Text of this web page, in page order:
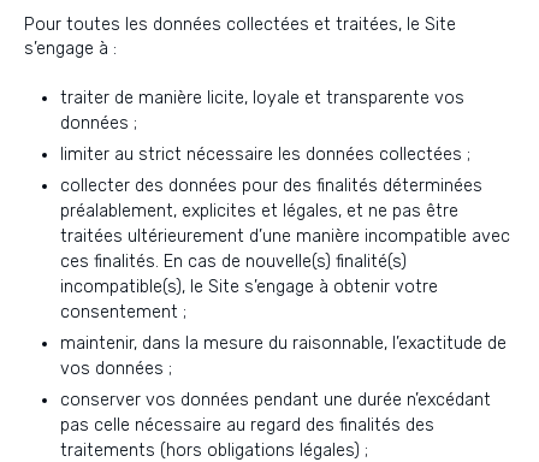
Pour toutes les données collectées et traitées, le Site
s’engage à :
traiter de manière licite, loyale et transparente vos
données ;
limiter au strict nécessaire les données collectées ;
collecter des données pour des finalités déterminées
préalablement, explicites et légales, et ne pas être
traitées ultérieurement d’une manière incompatible avec
ces finalités. En cas de nouvelle(s) finalité(s)
incompatible(s), le Site s’engage à obtenir votre
consentement ;
maintenir, dans la mesure du raisonnable, l’exactitude de
vos données ;
conserver vos données pendant une durée n’excédant
pas celle nécessaire au regard des finalités des
traitements (hors obligations légales) ;